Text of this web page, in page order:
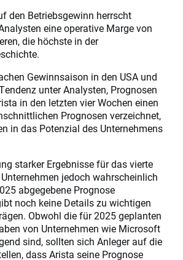
den Betriebsgewinn herrscht
eine operative Marge von
die höchste in der
Gewinnsaison in den USA und
unter Analysten, Prognosen
in den letzten vier Wochen einen
Prognosen verzeichnet,
in das Potenzial des Unternehmens
starker Ergebnisse für das vierte
jedoch wahrscheinlich
abgegebene Prognose
noch keine Details zu wichtigen
Obwohl die für 2025 geplanten
von Unternehmen wie Microsoft
sind, sollten sich Anleger auf die
dass Arista seine Prognose